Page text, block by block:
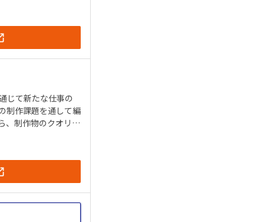
じて新たな仕事の
制作課題を通して編
、制作物のクオリテ